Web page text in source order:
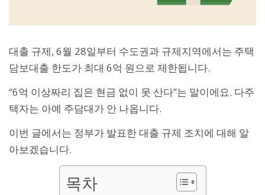
대출 규제, 6월 28일부터 수도권과 규제지역에서는 주택
담보대출 한도가 최대 6억 원으로 제한됩니다.
“6억 이상짜리 집은 현금 없이 못 산다”는 말이에요. 다주
택자는 아예 주담대가 안 나옵니다.
이번 글에서는 정부가 발표한 대출 규제 조치에 대해 알
아보겠습니다.
목차